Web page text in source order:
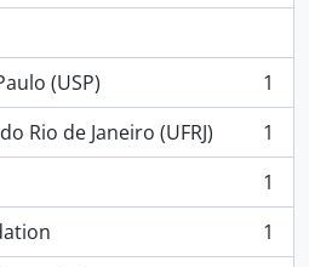
(USP)
1
Rio de Janeiro (UFRJ)
1
1
1